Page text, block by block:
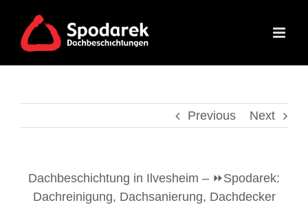
content
Previous Next
Dachbeschichtung in Ilvesheim – ⏩Spodarek:
Dachreinigung, Dachsanierung, Dachdecker